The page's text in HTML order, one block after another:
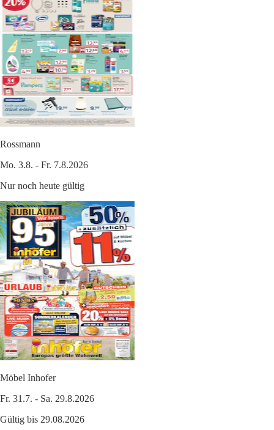
Rossmann
Mo. 3.8. - Fr. 7.8.2026
Nur noch heute gültig
Möbel Inhofer
Fr. 31.7. - Sa. 29.8.2026
Gültig bis 29.08.2026